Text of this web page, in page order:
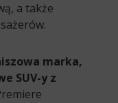
a także
marka,
SUV-y z